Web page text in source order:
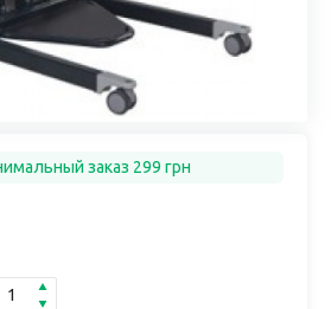
заказ 299 грн